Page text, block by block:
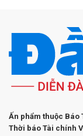
Ấn phẩm thuộc Báo
Thời báo Tài chính